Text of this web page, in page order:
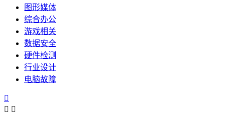
图形媒体
综合办公
游戏相关
数据安全
硬件检测
行业设计
电脑故障

 